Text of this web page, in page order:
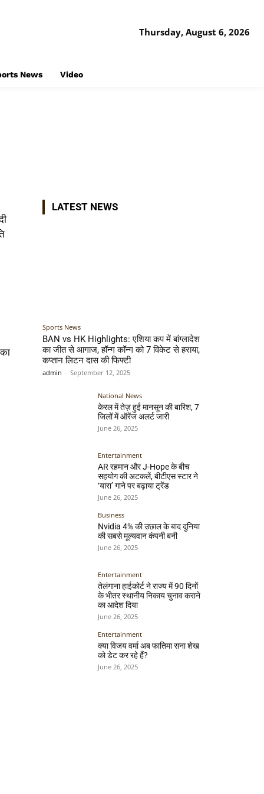
Thursday, August 6, 2026
News Video
LATEST NEWS
Sports News
BAN vs HK Highlights: एशिया कप में बांग्लादेश
का जीत से आगाज, हॉन्ग कॉन्ग को 7 विकेट से हराया,
कप्तान लिटन दास की फिफ्टी
admin - September 12, 2025
National News
केरल में तेज़ हुई मानसून की बारिश, 7
जिलों में ऑरेंज अलर्ट जारी
June 26, 2025
Entertainment
AR रहमान और J-Hope के बीच
सहयोग की अटकलें, बीटीएस स्टार ने
‘यारा’ गाने पर बढ़ाया ट्रेंड
June 26, 2025
Business
Nvidia 4% की उछाल के बाद दुनिया
की सबसे मूल्यवान कंपनी बनी
June 26, 2025
Entertainment
तेलंगाना हाईकोर्ट ने राज्य में 90 दिनों
के भीतर स्थानीय निकाय चुनाव कराने
का आदेश दिया
June 26, 2025
Entertainment
क्या विजय वर्मा अब फातिमा सना शेख
को डेट कर रहे हैं?
June 26, 2025